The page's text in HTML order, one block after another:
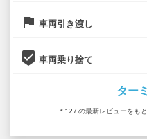
flag 車両引き渡し
beenhere 車両乗り捨て
ター
* 127 の最新レビューをも